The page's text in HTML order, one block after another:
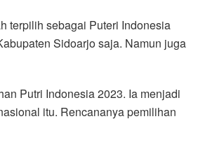
terpilih sebagai Puteri Indonesia
Sidoarjo saja. Namun juga
Putri Indonesia 2023. Ia menjadi
itu. Rencananya pemilihan